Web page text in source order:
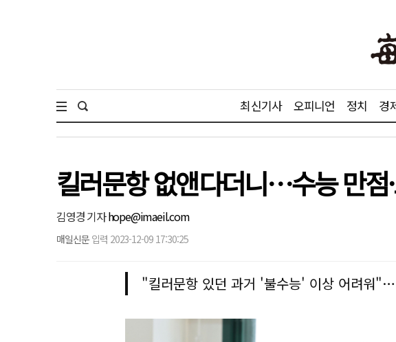
최신기사 오피니언 정치 경
킬러문항 없앤다더니…수능 만점
김영경 기자hope@imaeil.com
매일신문 입력 2023-12-09 17:30:25
"킬러문항 있던 과거 '불수능' 이상 어려워